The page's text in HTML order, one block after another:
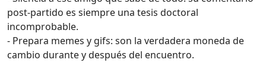
post-partido es siempre una tesis doctoral
incomprobable.
- Prepara memes y gifs: son la verdadera moneda de
cambio durante y después del encuentro.